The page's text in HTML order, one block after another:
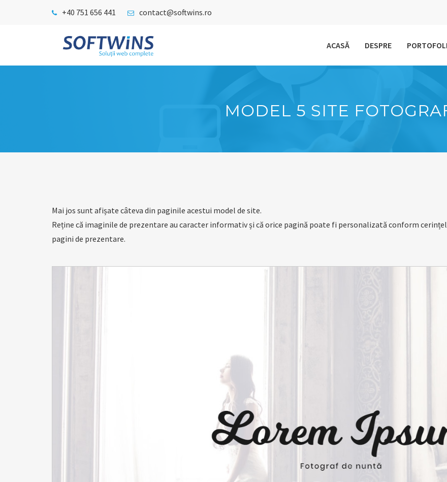
+40 751 656 441 contact@softwins.ro
ACASĂ DESPRE
MODEL 5 SITE
Mai jos sunt afișate câteva din paginile acestui model de site.
Reține că imaginile de prezentare au caracter informativ și că orice pagină poate fi personalizată conform
pagini de prezentare.